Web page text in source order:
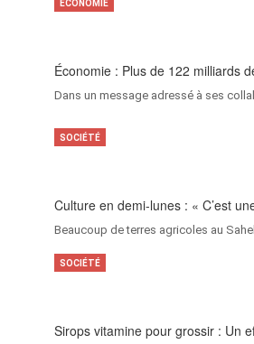
Économie : Plus de 122 milliards
Dans un message adressé à ses
ECONOMIE
Culture en demi-lunes : « C’est
Beaucoup de terres agricoles au
SOCIÉTÉ
Sirops vitamine pour grossir : Un
SOCIÉTÉ